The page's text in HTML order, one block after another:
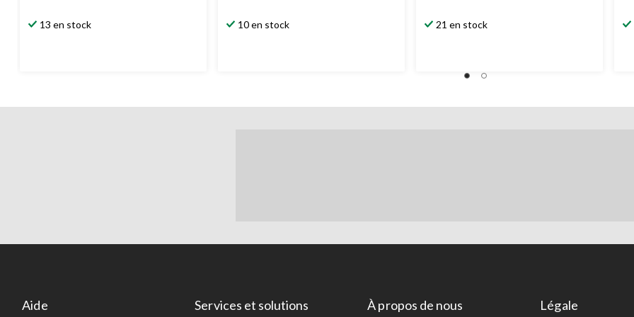
13 en stock 10 en stock 21 en stock
Aide Services et solutions À propos de nous Légale